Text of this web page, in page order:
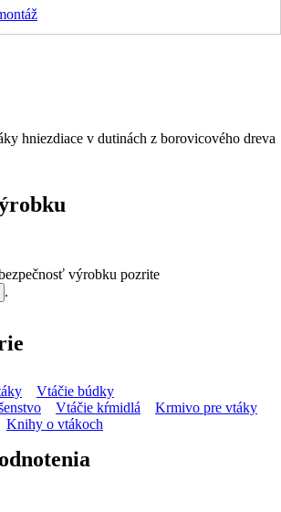
hniezdiace v dutinách z borovicového dreva
výrobku pozrite
.
Vtáčie búdky
Vtáčie kŕmidlá
Krmivo pre vtáky
Knihy o vtákoch